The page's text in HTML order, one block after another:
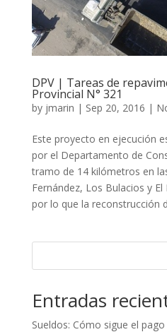
DPV | Tareas de
Provincial N° 321
by jmarin | Sep 20, 2016 |
Este proyecto en ejecución
por el Departamento de
tramo de 14 kilómetros en
Fernández, Los Bulacios y
por lo que la reconstrucción
Entradas
Sueldos: Cómo sigue el